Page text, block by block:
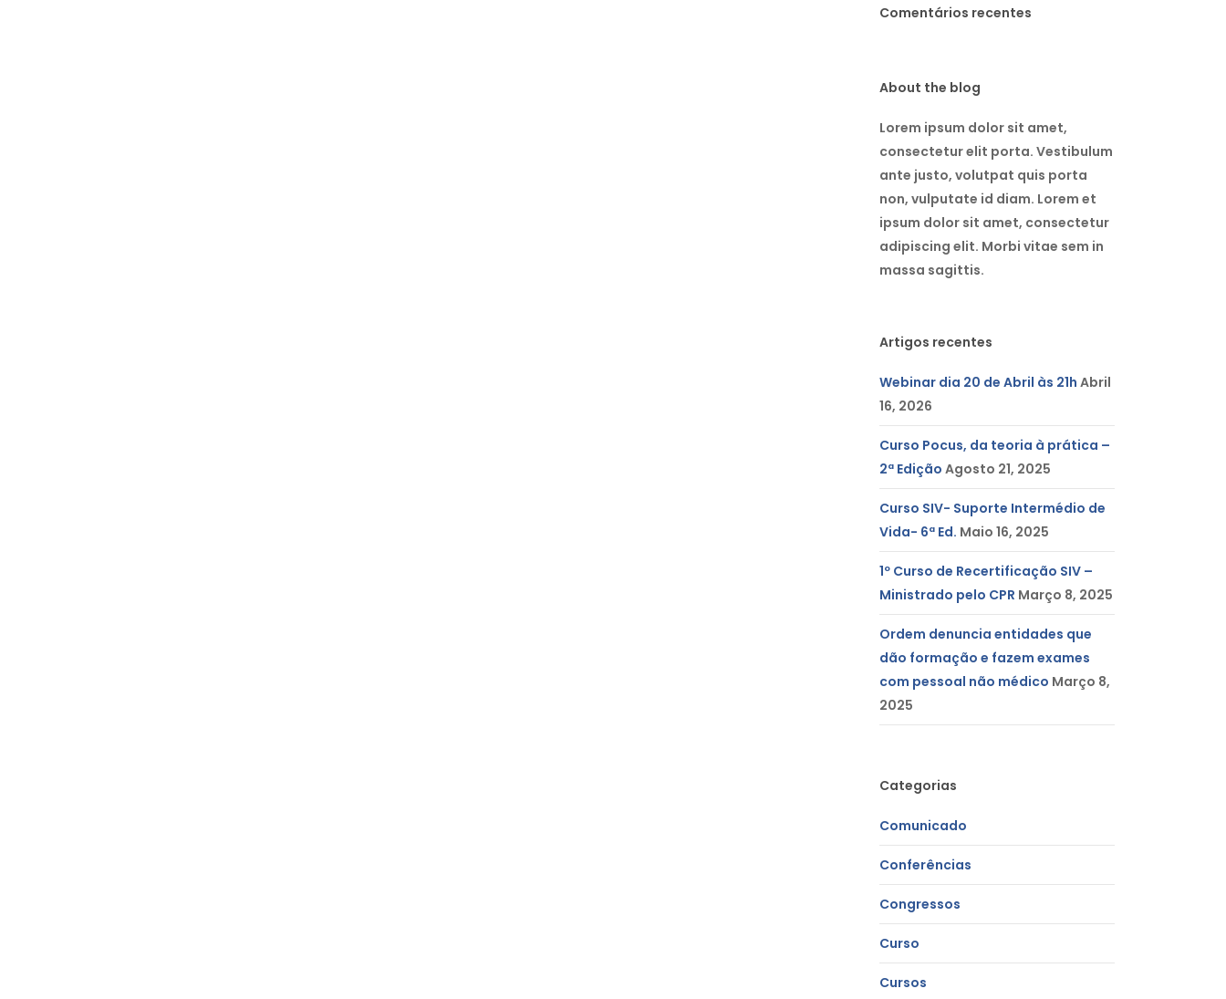
Comentários recentes
About the blog
Lorem ipsum dolor sit amet,
consectetur elit porta. Vestibulum
ante justo, volutpat quis porta
non, vulputate id diam. Lorem et
ipsum dolor sit amet, consectetur
adipiscing elit. Morbi vitae sem in
massa sagittis.
Artigos recentes
Webinar dia 20 de Abril às 21h Abril
16, 2026
Curso Pocus, da teoria à prática –
2ª Edição Agosto 21, 2025
Curso SIV- Suporte Intermédio de
Vida- 6ª Ed. Maio 16, 2025
1º Curso de Recertificação SIV –
Ministrado pelo CPR Março 8, 2025
Ordem denuncia entidades que
dão formação e fazem exames
com pessoal não médico Março 8,
2025
Categorias
Comunicado
Conferências
Congressos
Curso
Cursos